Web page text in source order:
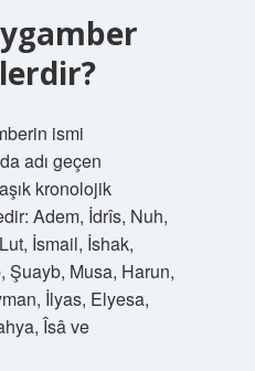
ismi
adı geçen
kronolojik
Adem, İdrîs, Nuh,
İsmail, İshak,
Şuayb, Musa, Harun,
İlyas, Elyesa,
Îsâ ve